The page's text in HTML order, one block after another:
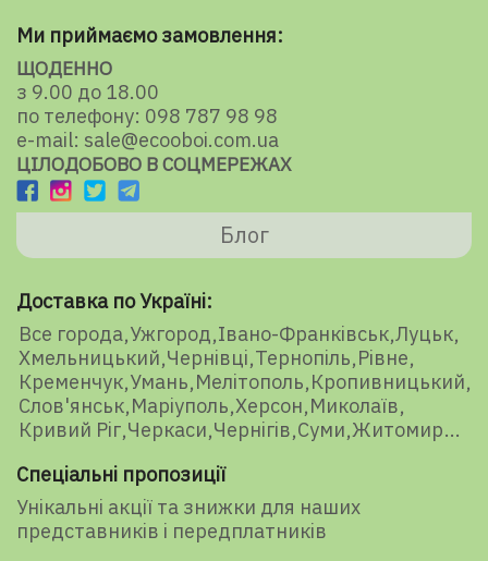
Ми приймаємо замовлення:
ЩОДЕННО
з 9.00 до 18.00
по телефону: 098 787 98 98
e-mail: sale@ecooboi.com.ua
ЦІЛОДОБОВО В СОЦМЕРЕЖАХ
Блог
Доставка по Україні:
Все города Ужгород Івано-Франківськ Луцьк
Хмельницький Чернівці Тернопіль Рівне
Кременчук Умань Мелітополь Кропивницький
Слов'янськ Маріуполь Херсон Миколаїв
Кривий Ріг Черкаси Чернігів Суми Житомир
Спеціальні пропозиції
Унікальні акції та знижки для наших
представників і передплатників